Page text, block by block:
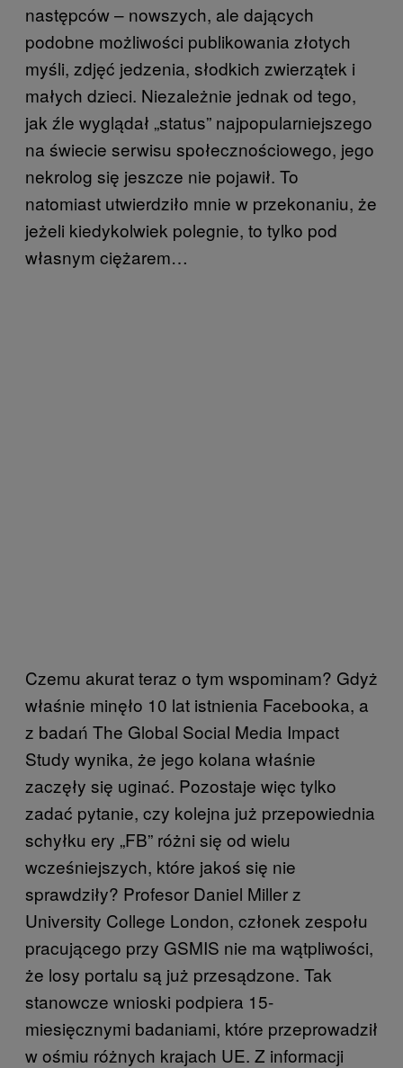
następców – nowszych, ale dających
podobne możliwości publikowania złotych
myśli, zdjęć jedzenia, słodkich zwierzątek i
małych dzieci. Niezależnie jednak od tego,
jak źle wyglądał „status” najpopularniejszego
na świecie serwisu społecznościowego, jego
nekrolog się jeszcze nie pojawił. To
natomiast utwierdziło mnie w przekonaniu, że
jeżeli kiedykolwiek polegnie, to tylko pod
własnym ciężarem…
Czemu akurat teraz o tym wspominam? Gdyż
właśnie minęło 10 lat istnienia Facebooka, a
z badań The Global Social Media Impact
Study wynika, że jego kolana właśnie
zaczęły się uginać. Pozostaje więc tylko
zadać pytanie, czy kolejna już przepowiednia
schyłku ery „FB” różni się od wielu
wcześniejszych, które jakoś się nie
sprawdziły? Profesor Daniel Miller z
University College London, członek zespołu
pracującego przy GSMIS nie ma wątpliwości,
że losy portalu są już przesądzone. Tak
stanowcze wnioski podpiera 15-
miesięcznymi badaniami, które przeprowadził
w ośmiu różnych krajach UE. Z informacji